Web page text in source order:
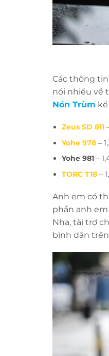
Các thông
nói nhiều về
Nón Trùm
Zeus SD 811
Yohe 978 –
Yohe 981 –
TORC T18 –
Anh em có
phần anh
Nha, tài trợ
bình dân